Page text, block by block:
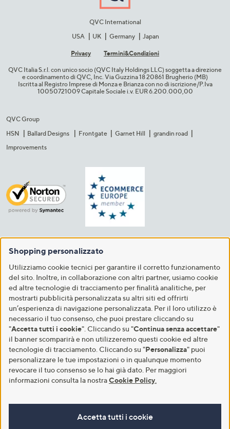
QVC International
USA
UK Germany Japan
Privacy Termini&C​ondizioni
QVC Italia S.r.l. con unico socio (QVC Italy Holdings LLC) soggetta a direzione
e coordinamento di QVC, Inc. Via Guzzina 18 20861 Brugherio (MB)​
Iscritta al Registro Imprese di Monza e Brianza con no di iscrizione/P.Iva
10050721009 Capitale Sociale i.v. EUR 6.200.000,00​
QVC Group
HSN
Ballard Designs Frontgate Garnet Hill
grandin road
Improvements
Shopping personalizzato
Utilizziamo cookie tecnici per garantire il corretto funzionamento
del sito. Inoltre, in collaborazione con altri partner, usiamo cookie
ed altre tecnologie di tracciamento per finalità analitiche, per
mostrarti pubblicità personalizzata su altri siti ed offrirti
un’esperienza di navigazione personalizzata. Per il loro utilizzo è
necessario il tuo consenso, che puoi prestare cliccando su
"Accetta tutti i cookie". Cliccando su "Continua senza accettare"
il banner scomparirà e non utilizzeremo questi cookie ed altre
tecnologie di tracciamento. Cliccando su "Personalizza" puoi
personalizzare le tue impostazioni o in qualunque momento
revocare il tuo consenso se lo hai già dato. Per maggiori
informazioni consulta la nostraCookie Policy
Accetta tutti i cookie